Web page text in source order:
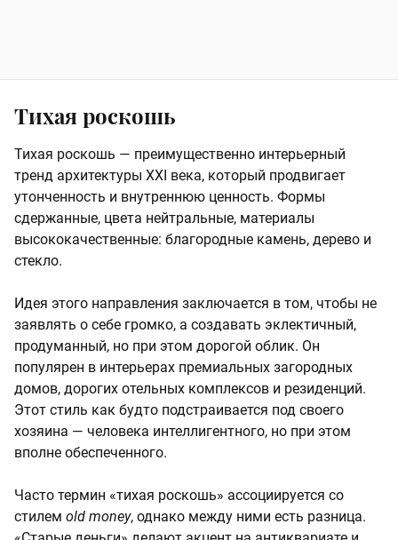
Тихая роскошь
Тихая роскошь — преимущественно интерьерный
тренд архитектуры ХХI века, который продвигает
утонченность и внутреннюю ценность. Формы
сдержанные, цвета нейтральные, материалы
высококачественные: благородные камень, дерево и
стекло.
Идея этого направления заключается в том, чтобы не
заявлять о себе громко, а создавать эклектичный,
продуманный, но при этом дорогой облик. Он
популярен в интерьерах премиальных загородных
домов, дорогих отельных комплексов и резиденций.
Этот стиль как будто подстраивается под своего
хозяина — человека интеллигентного, но при этом
вполне обеспеченного.
Часто термин «тихая роскошь» ассоциируется со
стилем old money, однако между ними есть разница.